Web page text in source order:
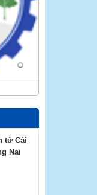
tử Cải
Nai